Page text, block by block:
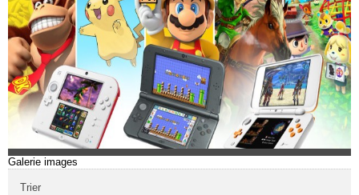
Galerie images
Trier